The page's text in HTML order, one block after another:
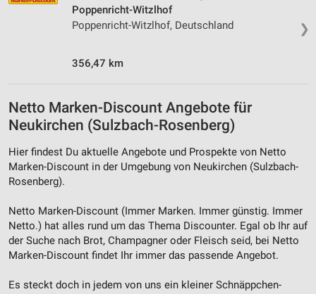
❯
Poppenricht-Witzlhof
Poppenricht-Witzlhof, Deutschland
356,47 km
Netto Marken-Discount Angebote für
Neukirchen (Sulzbach-Rosenberg)
Hier findest Du aktuelle Angebote und Prospekte von Netto
Marken-Discount in der Umgebung von Neukirchen (Sulzbach-
Rosenberg).
Netto Marken-Discount (Immer Marken. Immer günstig. Immer
Netto.) hat alles rund um das Thema Discounter. Egal ob Ihr auf
der Suche nach Brot, Champagner oder Fleisch seid, bei Netto
Marken-Discount findet Ihr immer das passende Angebot.
Es steckt doch in jedem von uns ein kleiner Schnäppchen-